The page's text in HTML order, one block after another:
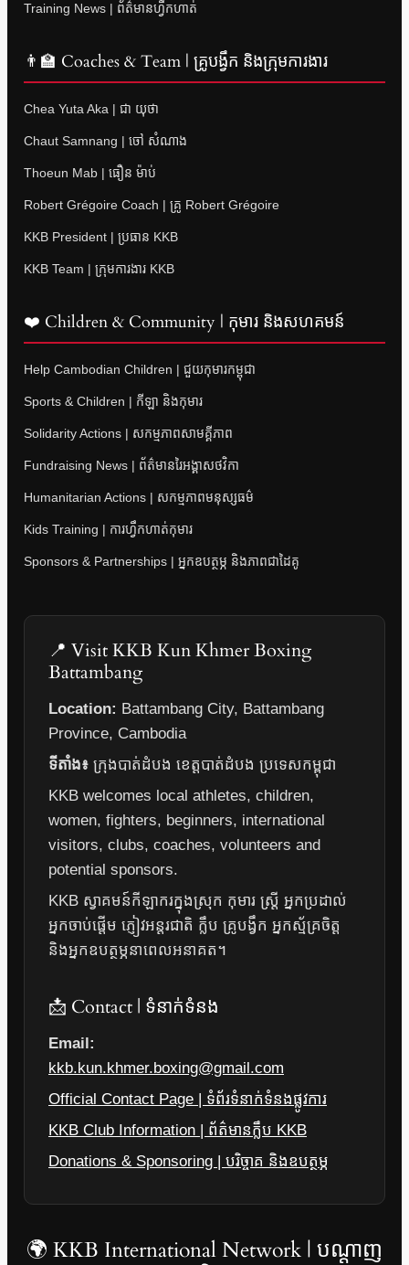
Training News | ព័ត៌មានហ្វឹកហាត់
👨‍🏫 Coaches & Team | គ្រូបង្វឹក និងក្រុមការងារ
Chea Yuta Aka | ជា យុថា
Chaut Samnang | ចៅ សំណាង
Thoeun Mab | ធឿន ម៉ាប់
Robert Grégoire Coach | គ្រូ Robert Grégoire
KKB President | ប្រធាន KKB
KKB Team | ក្រុមការងារ KKB
❤️ Children & Community | កុមារ និងសហគមន៍
Help Cambodian Children | ជួយកុមារកម្ពុជា
Sports & Children | កីឡា និងកុមារ
Solidarity Actions | សកម្មភាពសាមគ្គីភាព
Fundraising News | ព័ត៌មានរៃអង្គាសថវិកា
Humanitarian Actions | សកម្មភាពមនុស្សធម៌
Kids Training | ការហ្វឹកហាត់កុមារ
Sponsors & Partnerships | អ្នកឧបត្ថម្ភ និងភាពជាដៃគូ
📍 Visit KKB Kun Khmer Boxing
Battambang
Location: Battambang City, Battambang
Province, Cambodia
ទីតាំង៖ ក្រុងបាត់ដំបង ខេត្តបាត់ដំបង ប្រទេសកម្ពុជា
KKB welcomes local athletes, children,
women, fighters, beginners, international
visitors, clubs, coaches, volunteers and
potential sponsors.
KKB ស្វាគមន៍កីឡាករក្នុងស្រុក កុមារ ស្ត្រី អ្នកប្រដាល់
អ្នកចាប់ផ្តើម ភ្ញៀវអន្តរជាតិ ក្លឹប គ្រូបង្វឹក អ្នកស្ម័គ្រចិត្ត
និងអ្នកឧបត្ថម្ភនាពេលអនាគត។
📩 Contact | ទំនាក់ទំនង
Email:
kkb.kun.khmer.boxing@gmail.com
Official Contact Page | ទំព័រទំនាក់ទំនងផ្លូវការ
KKB Club Information | ព័ត៌មានក្លឹប KKB
Donations & Sponsoring | បរិច្ចាគ និងឧបត្ថម្ភ
🌍 KKB International Network | បណ្តាញ